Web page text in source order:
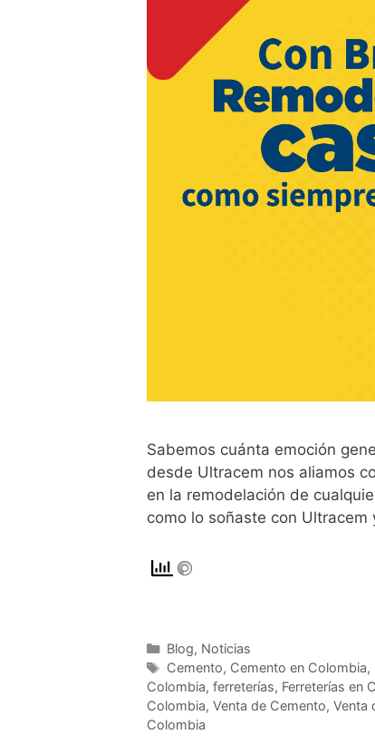
Sabemos cuánta emoción
desde Ultracem nos aliamos
en la remodelación de
como lo soñaste con Ultracem
Blog, Noticias
Cemento, Cemento en Colombia,
Colombia, ferreterías, Ferreterías en
Colombia, Venta de Cemento, Venta
Colombia